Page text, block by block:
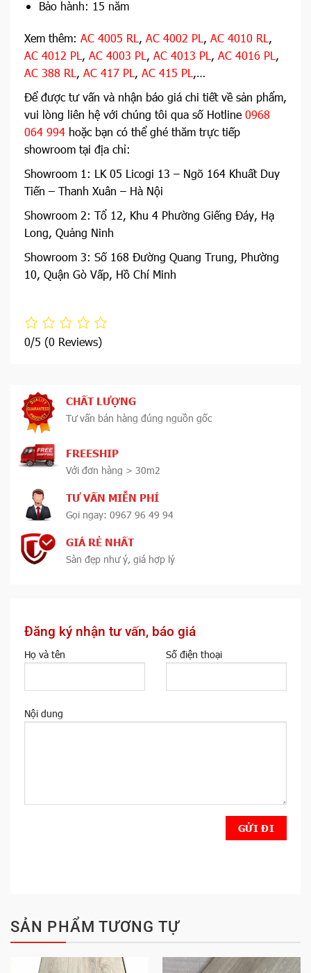
Bảo hành: 15 năm
Xem thêm: AC 4005 RL , AC 4002 PL , AC 4010 RL ,
AC 4012 PL , AC 4003 PL , AC 4013 PL , AC 4016 PL ,
AC 388 RL , AC 417 PL , AC 415 PL ,…
Để được tư vấn và nhận báo giá chi tiết về sản phẩm,
vui lòng liên hệ với chúng tôi qua số Hotline 0968
064 994 hoặc bạn có thể ghé thăm trực tiếp
showroom tại địa chỉ:
Showroom 1: LK 05 Licogi 13 – Ngõ 164 Khuất Duy
Tiến – Thanh Xuân – Hà Nội
Showroom 2: Tổ 12, Khu 4 Phường Giếng Đáy, Hạ
Long, Quảng Ninh
Showroom 3: Số 168 Đường Quang Trung, Phường
10, Quận Gò Vấp, Hồ Chí Minh
0/5 (0 Reviews)
CHẤT LƯỢNG
Tư vấn bán hàng đúng nguồn gốc
FREESHIP
Với đơn hàng > 30m2
TƯ VẤN MIỄN PHÍ
Gọi ngay: 0967 96 49 94
GIÁ RẺ NHẤT
Sàn đẹp như ý, giá hợp lý
Đăng ký nhận tư vấn, báo giá
Họ và tên Số điện thoại
Nội dung
SẢN PHẨM TƯƠNG TỰ